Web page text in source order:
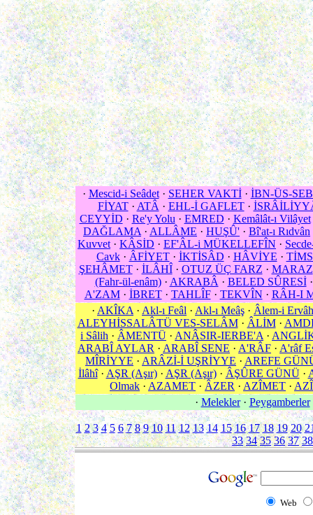
· Mescid-i Seâdet· SEHER VAKTİ· İBN-ÜS-
FİYAT· ATÂ · EHL-İ GAFLET·
CEYYİD · Re'y Yolu · EMRED · Kemâlât-ı Vilâyet
DAĞLAMA · ALLÂME · HUŞÛ' · Bî'at-ı Rıdvân
Kuvvet · KÂSİD · EF'ÂL-i MÜKELLEFÎN ·
Cavk· ÂFİYET· İKTİSÂD · HÂVİYE ·
ŞEHÂMET· İLÂHÎ· OTUZ ÜÇ FARZ · MARAZ
(Fahr-ül-enâm)· AKRABÂ · BELED SÛRESİ
A'ZAM· İBRET· TAHLÎF· TEKVÎN · RÂH-I
· AKÎKA · Akl-ı Feâl · Akl-ı Meâş · Âlem-i Ervâh
ALEYHİSSALÂTÜ VES-SELÂM· ÂLİM·
i Sâlih · ÂMENTÜ · ANÂSIR-IERBE'A ·
ARABÎ AYLAR · ARABÎ SENE · A'RÂF · A'râf
MÎRİYYE · ARÂZİ-İ UŞRİYYE · AREFE
İlâhî· AŞR (Aşır)· AŞR (Aşır)· ÂŞÛRE GÜNÜ·
Olmak · AZAMET · ÂZER · AZÎMET ·
· Melekler· Peygamberler
1 2 3 4 5 6 7 8 9 10 11 12 13 14 15 16 17 18 19 20
33 34 35 36 37 38
Web